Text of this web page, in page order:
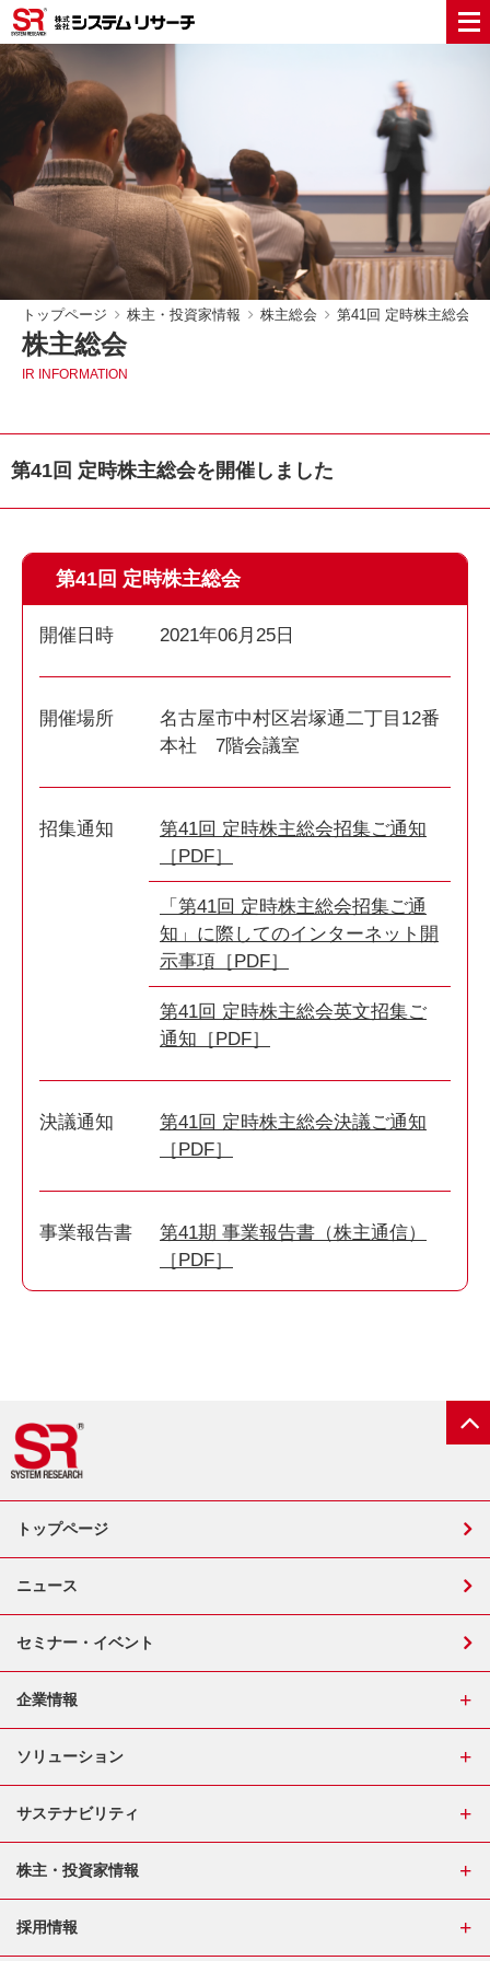
トップページ 株主・投資家情報 株主総会 第41回 定時株主総会を
株主総会
IR INFORMATION
第41回 定時株主総会を開催しました
第41回 定時株主総会
開催日時 2021年06月25日
開催場所
名古屋市中村区岩塚通二丁目12番
本社 7階会議室
招集通知
第41回 定時株主総会招集ご通知
［PDF］
「第41回 定時株主総会招集ご通
知」に際してのインターネット開
示事項［PDF］
第41回 定時株主総会英文招集ご
通知［PDF］
決議通知
第41回 定時株主総会決議ご通知
［PDF］
事業報告書
第41期 事業報告書（株主通信）
［PDF］
トップページ
ニュース
セミナー・イベント
企業情報
ソリューション
サステナビリティ
株主・投資家情報
採用情報